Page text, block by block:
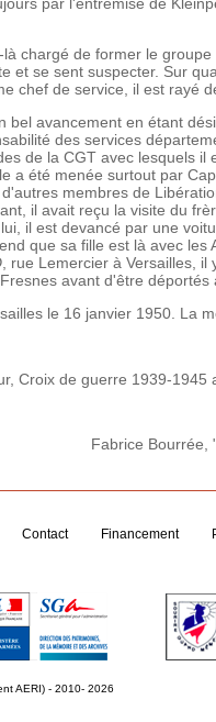
chargé de former le
et se sent suspecter. Sur
chef de service, il est rayé
bel avancement en étant
des services
de la CGT avec lesquels
a été menée surtout par
membres de
il avait reçu la visite du
il est devancé par une
que sa fille est là avec
, rue Lemercier à Versailles,
avant d'être
le 16 janvier 1950. La
Croix de guerre 1939-1945
Fabrice Bourrée,
Contact Financement
AERI) - 2010- 2026